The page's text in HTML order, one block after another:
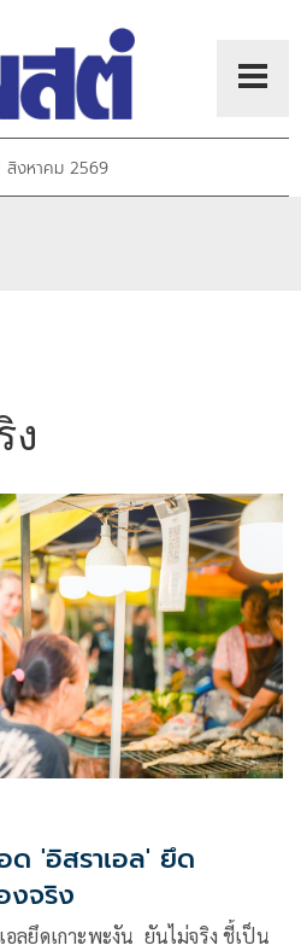
สิงหาคม 2569
ง
ด 'อิสราเอล' ยึด
งจริง
อลยึดเกาะพะงัน ยันไม่จริง ชี้เป็น